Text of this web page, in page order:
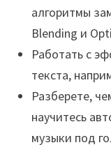
алгоритмы
Blending и
Работать с
текста,
Разберете,
научитесь
музыки под